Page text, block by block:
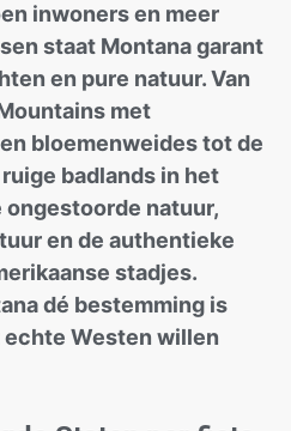
inwoners en meer
staat Montana garant
en pure natuur. Van
met
bloemenweides tot de
badlands in het
natuur,
en de authentieke
stadjes.
dé bestemming is
Westen willen